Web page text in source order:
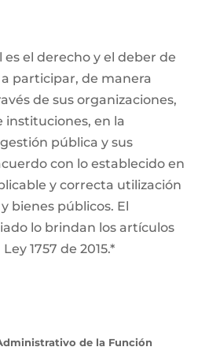
es el derecho y el deber de
participar, de manera
de sus organizaciones,
instituciones, en la
pública y sus
con lo establecido en
y correcta utilización
bienes públicos. El
lo brindan los artículos
1757 de 2015.*
de la Función